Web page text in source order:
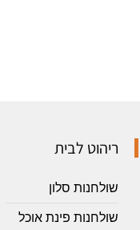
ריהוט לבית
שולחנות סלון
שולחנות פינת אוכל